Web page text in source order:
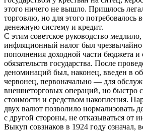
этого ничего не вышло. Пришлось
торговлю, но для этого потребовалось
денежную систему и кредит.
С этим советское руководство
инфляционный налог был
пополнения доходной части бюджета
обязательств государства. После
деноминаций был, наконец, введен в
червонец, первоначально — для
внешнеторговых операций, но быстро
стоимости и средством накопления.
двух валют позволило нормализовать
с другой стороны, не отказываться от
Выкуп совзнаков в 1924 году означал,